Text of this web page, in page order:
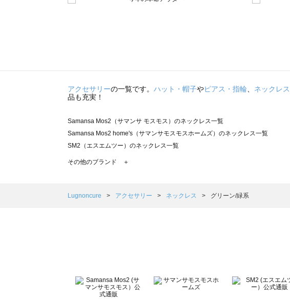
アクセサリーの一覧です。 ハット・帽子やピアス・指輪 ネックレス
品も充実！
Samansa Mos2（サマンサ モスモス）のネックレス一覧
Samansa Mos2 home's（サマンサモスモスホームズ）のネックレス一覧
SM2（エスエムツー）のネックレス一覧
TSUHARU by Samansa Mos2（ツハルバイサマンサモスモス）のネックレス一覧
Samansa Mos2 Lagom（サマンサモスモス ラーゴム）のネックレス一覧
BETTY'S BLUE（べティーズブルー）のネックレス一覧
Wpc.（ワールドパーティー）のネックレス一覧
その他のブランド ＋
Lugnoncure アクセサリー ネックレス グリーン/緑系